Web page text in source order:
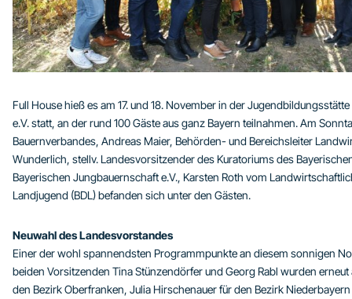
Full House hieß es am 17. und 18. November in der
e.V. statt, an der rund 100 Gäste aus ganz Bayern teilnahmen. Am
Bauernverbandes, Andreas Maier, Behörden- und Bereichsleiter
Wunderlich, stellv. Landesvorsitzender des Kuratoriums des
Bayerischen Jungbauernschaft e.V., Karsten Roth vom
Landjugend (BDL) befanden sich unter den Gästen.
Neuwahl des Landesvorstandes
Einer der wohl spannendsten Programmpunkte an diesem sonnigen
beiden Vorsitzenden Tina Stünzendörfer und Georg Rabl wurden
den Bezirk Oberfranken, Julia Hirschenauer für den Bezirk